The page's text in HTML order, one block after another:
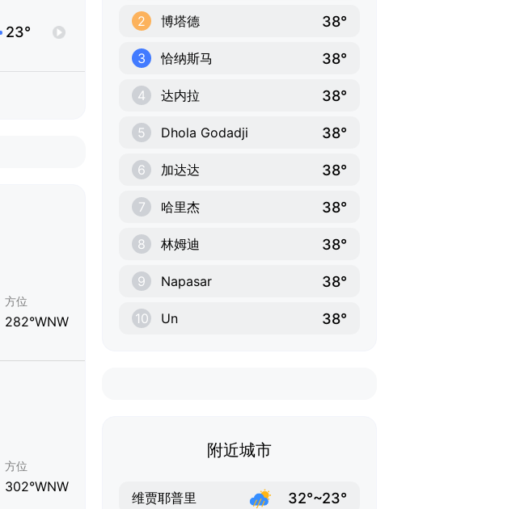
23°
方位
282°WNW
方位
302°WNW
2 博塔德 38°
3 恰纳斯马 38°
4 达内拉 38°
5 Dhola Godadji 38°
6 加达达 38°
7 哈里杰 38°
8 林姆迪 38°
9 Napasar 38°
10 Un 38°
附近城市
维贾耶普里 32°~23°